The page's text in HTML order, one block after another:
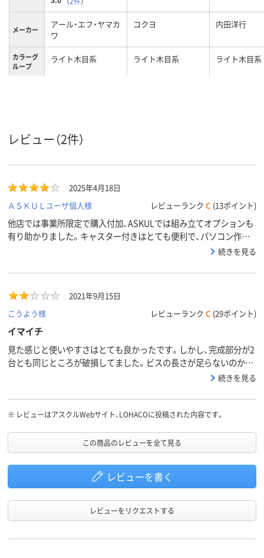
メーカー
アール・エフ・ヤマカ
ワ
コクヨ 内田洋行
カラーグ
ループ
ライト木目系 ライト木目系 ライト木目系
レビュー（2件）
2025年4月18日
ＡＳＫＵＬユーザ個人様
レビューランク C (13ポイント)
他店では事業所限定で購入付加、ASKULでは組み立てオプションも
有り助かりました。キャスター付きはとても便利で、パソコン作業、
プリンタ、デスクといろいろ使え、コンパクトで、この形はとても良
続きを見る
2021年9月15日
こうよう様
レビューランク C (29ポイント)
イマイチ
見た感じと使いやすさはとても良かったです。しかし、完成部分が2
台とも同じところが破損してました。ビスの長さが足らないのか、
続きを見る
※ レビューはアスクルWebサイト、LOHACOに投稿された内容です。
この商品のレビューを全て見る
レビューを書く
レビューをリクエストする